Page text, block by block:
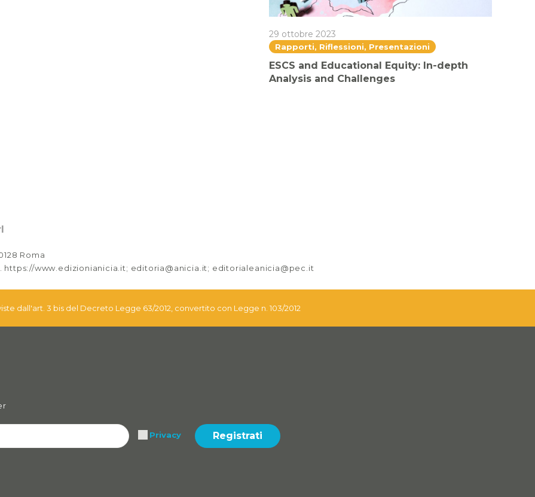
29 ottobre 2023
Rapporti, Riflessioni, Presentazioni
ESCS and Educational Equity: In-depth
Analysis and Challenges
Roma
https://www.edizionianicia.it; editoria@anicia.it; editorialeanicia@pec.it
dall'art. 3 bis del Decreto Legge 63/2012, convertito con Legge n. 103/2012
Privacy Registrati